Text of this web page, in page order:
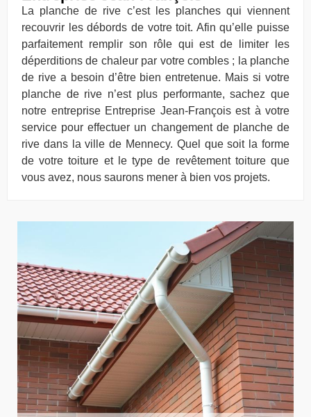
La planche de rive c’est les planches qui viennent
recouvrir les débords de votre toit. Afin qu’elle puisse
parfaitement remplir son rôle qui est de limiter les
déperditions de chaleur par votre combles ; la planche
de rive a besoin d’être bien entretenue. Mais si votre
planche de rive n’est plus performante, sachez que
notre entreprise Entreprise Jean-François est à votre
service pour effectuer un changement de planche de
rive dans la ville de Mennecy. Quel que soit la forme
de votre toiture et le type de revêtement toiture que
vous avez, nous saurons mener à bien vos projets.